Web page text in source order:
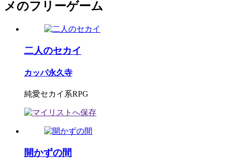
メのフリーゲーム
二人のセカイ
カッパ永久寺
純愛セカイ系RPG
開かずの間